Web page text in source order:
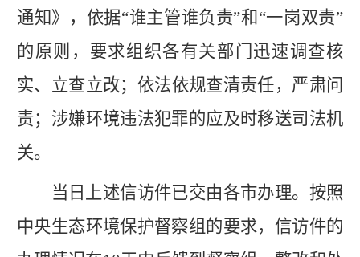
通知》，依据“谁主管谁负责”和“一岗双责”
的原则，要求组织各有关部门迅速调查核
实、立查立改；依法依规查清责任，严肃问
责；涉嫌环境违法犯罪的应及时移送司法机
关。
当日上述信访件已交由各市办理。按照
中央生态环境保护督察组的要求，信访件的